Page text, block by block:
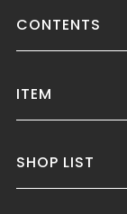
CONTENTS
ITEM
SHOP LIST